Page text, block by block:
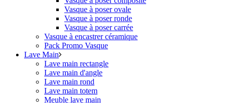
Vasque à poser ovale
Vasque à poser ronde
Vasque à poser carrée
Vasque à encastrer céramique
Pack Promo Vasque
Lave Main
Lave main rectangle
Lave main d'angle
Lave main rond
Lave main totem
Meuble lave main